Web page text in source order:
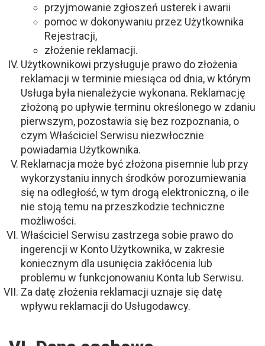
przyjmowanie zgłoszeń usterek i awarii
pomoc w dokonywaniu przez Użytkownika
Rejestracji,
złożenie reklamacji.
Użytkownikowi przysługuje prawo do złożenia
reklamacji w terminie miesiąca od dnia, w którym
Usługa była nienależycie wykonana. Reklamację
złożoną po upływie terminu określonego w zdaniu
pierwszym, pozostawia się bez rozpoznania, o
czym Właściciel Serwisu niezwłocznie
powiadamia Użytkownika.
Reklamacja może być złożona pisemnie lub przy
wykorzystaniu innych środków porozumiewania
się na odległość, w tym drogą elektroniczną, o ile
nie stoją temu na przeszkodzie techniczne
możliwości.
Właściciel Serwisu zastrzega sobie prawo do
ingerencji w Konto Użytkownika, w zakresie
koniecznym dla usunięcia zakłócenia lub
problemu w funkcjonowaniu Konta lub Serwisu.
Za datę złożenia reklamacji uznaje się datę
wpływu reklamacji do Usługodawcy.